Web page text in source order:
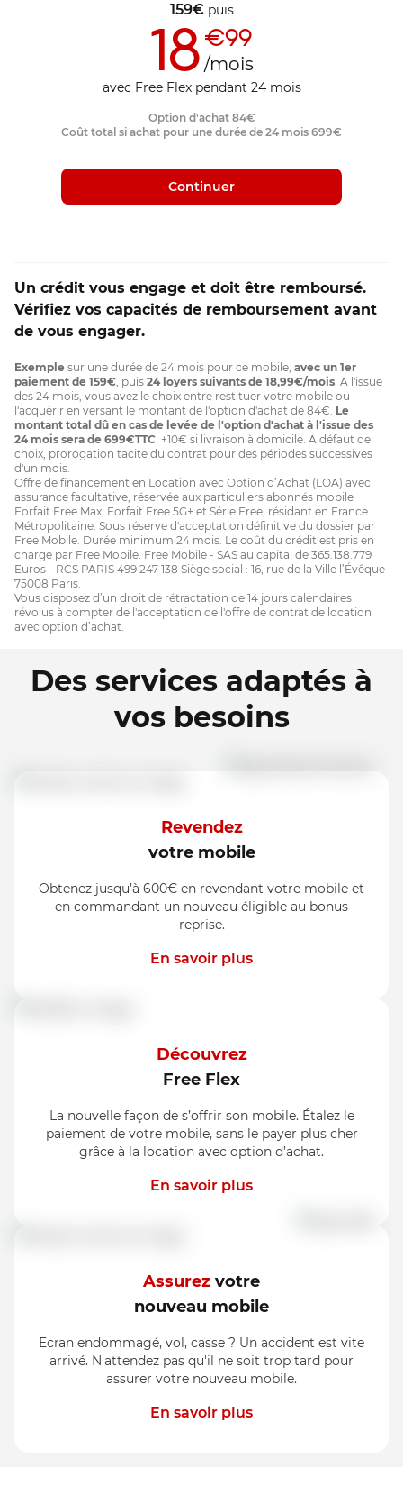
159€puis
18 €99
/mois
avec Free Flex pendant 24 mois
Option d'achat 84€
Coût total si achat pour une durée de 24 mois 699€
Continuer
Un crédit vous engage et doit être remboursé.
Vérifiez vos capacités de remboursement avant
de vous engager.
Exemple sur une durée de 24 mois pour ce mobile, avec un 1er
paiement de 159€, puis 24 loyers suivants de 18,99€/mois. A l'issue
des 24 mois, vous avez le choix entre restituer votre mobile ou
l'acquérir en versant le montant de l'option d'achat de 84€. Le
montant total dû en cas de levée de l'option d'achat à l'issue des
24 mois sera de 699€TTC. +10€ si livraison à domicile. A défaut de
choix, prorogation tacite du contrat pour des périodes successives
d'un mois.
Offre de financement en Location avec Option d’Achat (LOA) avec
assurance facultative, réservée aux particuliers abonnés mobile
Forfait Free Max, Forfait Free 5G+ et Série Free, résidant en France
Métropolitaine. Sous réserve d'acceptation définitive du dossier par
Free Mobile. Durée minimum 24 mois. Le coût du crédit est pris en
charge par Free Mobile. Free Mobile - SAS au capital de 365.138.779
Euros - RCS PARIS 499 247 138 Siège social : 16, rue de la Ville l’Évêque
75008 Paris.
Vous disposez d’un droit de rétractation de 14 jours calendaires
révolus à compter de l'acceptation de l'offre de contrat de location
avec option d’achat.
Des services adaptés à
vos besoins
Revendez
votre mobile
Obtenez jusqu’à 600€ en revendant votre mobile et
en commandant un nouveau éligible au bonus
reprise.
En savoir plus
Découvrez
Free Flex
La nouvelle façon de s’offrir son mobile. Étalez le
paiement de votre mobile, sans le payer plus cher
grâce à la location avec option d’achat.
En savoir plus
Assurez votre
nouveau mobile
Ecran endommagé, vol, casse ? Un accident est vite
arrivé. N'attendez pas qu'il ne soit trop tard pour
assurer votre nouveau mobile.
En savoir plus